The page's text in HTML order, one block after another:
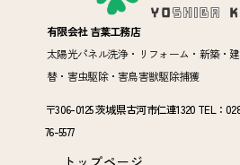
有限会社 吉葉工務店
太陽光パネル洗浄・リフォーム・新築・建
替・害虫駆除・害鳥害獣駆除捕獲
〒306-0125 茨城県古河市仁連1320 TEL：
76-5577
トップページ